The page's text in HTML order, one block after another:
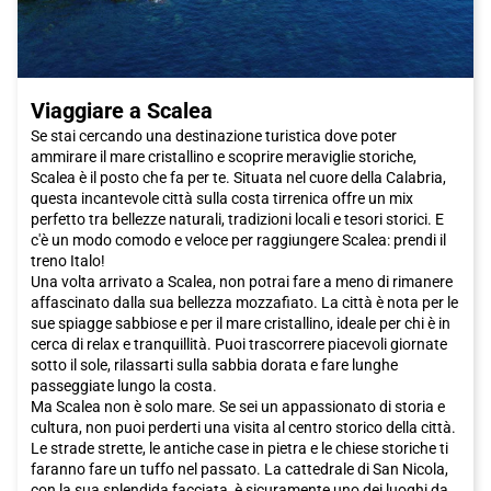
conveniente.
Quindi, se sei alla ricerca di una destinazione che combini storia,
Lamezia Terme. Prenota subito il tuo biglietto Italo e preparati a
vivere un'avventura indimenticabile in questa affascinante città
calabrese
Viaggiare a Scalea
Se stai cercando una destinazione turistica dove poter
ammirare il mare cristallino e scoprire meraviglie storiche,
Scalea è il posto che fa per te. Situata nel cuore della Calabria,
questa incantevole città sulla costa tirrenica offre un mix
perfetto tra bellezze naturali, tradizioni locali e tesori storici. E
c'è un modo comodo e veloce per raggiungere Scalea: prendi il
treno Italo!
Una volta arrivato a Scalea, non potrai fare a meno di rimanere
affascinato dalla sua bellezza mozzafiato. La città è nota per le
sue spiagge sabbiose e per il mare cristallino, ideale per chi è in
cerca di relax e tranquillità. Puoi trascorrere piacevoli giornate
sotto il sole, rilassarti sulla sabbia dorata e fare lunghe
passeggiate lungo la costa.
Ma Scalea non è solo mare. Se sei un appassionato di storia e
cultura, non puoi perderti una visita al centro storico della città.
Le strade strette, le antiche case in pietra e le chiese storiche ti
faranno fare un tuffo nel passato. La cattedrale di San Nicola,